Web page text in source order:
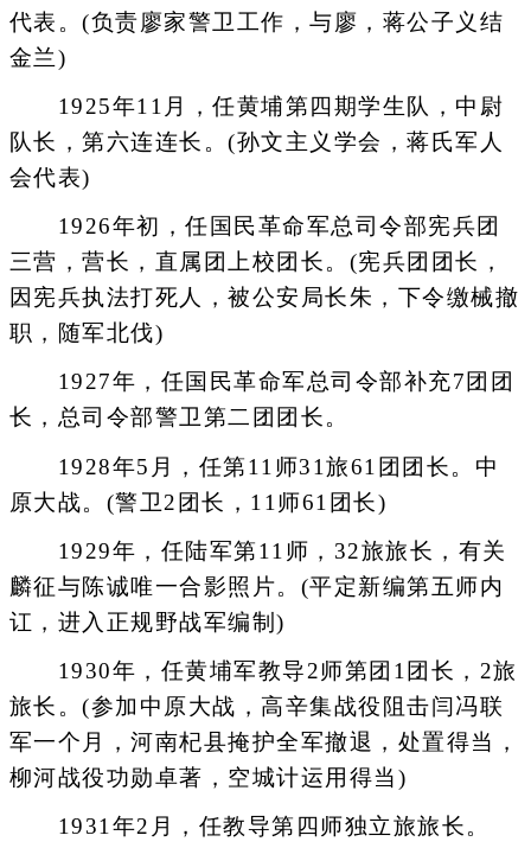
代表。(负责廖家警卫工作，与廖，蒋公子义结
金兰)
1925年11月，任黄埔第四期学生队，中尉
队长，第六连连长。(孙文主义学会，蒋氏军人
会代表)
1926年初，任国民革命军总司令部宪兵团
三营，营长，直属团上校团长。(宪兵团团长，
因宪兵执法打死人，被公安局长朱，下令缴械撤
职，随军北伐)
1927年，任国民革命军总司令部补充7团团
长，总司令部警卫第二团团长。
1928年5月，任第11师31旅61团团长。中
原大战。(警卫2团长，11师61团长)
1929年，任陆军第11师，32旅旅长，有关
麟征与陈诚唯一合影照片。(平定新编第五师内
讧，进入正规野战军编制)
1930年，任黄埔军教导2师第团1团长，2旅
旅长。(参加中原大战，高辛集战役阻击闫冯联
军一个月，河南杞县掩护全军撤退，处置得当，
柳河战役功勋卓著，空城计运用得当)
1931年2月，任教导第四师独立旅旅长。